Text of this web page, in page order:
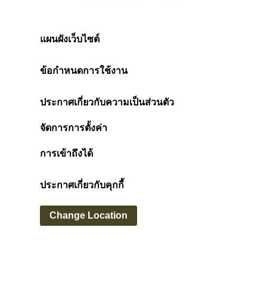
แผนผังเว็บไซต์
ข้อกำหนดการใช้งาน
ประกาศเกี่ยวกับความเป็นส่วนตัว
จัดการการตั้งค่า
การเข้าถึงได้
ประกาศเกี่ยวกับคุกกี้
Change Location